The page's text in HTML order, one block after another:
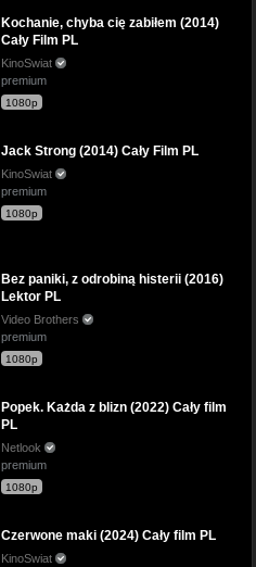
Kochanie, chyba cię zabiłem (2014)
Cały Film PL
KinoSwiat
premium
1080p
Jack Strong (2014) Cały Film PL
KinoSwiat
premium
1080p
Bez paniki, z odrobiną histerii (2016)
Lektor PL
Video Brothers
premium
1080p
Popek. Każda z blizn (2022) Cały film
PL
Netlook
premium
1080p
Czerwone maki (2024) Cały film PL
KinoSwiat